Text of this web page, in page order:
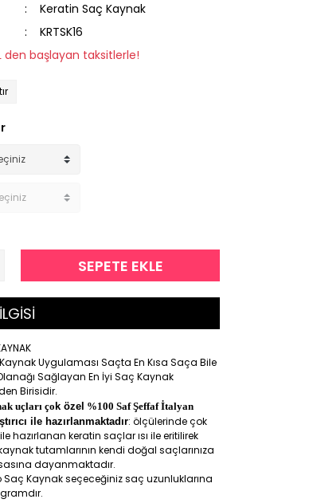
Keratin Saç Kaynak
KRTSK16
den başlayan taksitlerle!
SEPETE EKLE
Uygulaması Saçta En Kısa Saça Bile
Sağlayan En İyi Saç Kaynak
Birisidir.
uçları ço k özel %100 Saf Şeffaf İtalyan
ile hazırlanmaktadır: ölçülerinde çok
hazırlanan keratin saçlar ısı ile eritilirek
tutamlarının kendi doğal saçlarınıza
dayanmaktadır.
Saç Kaynak seçeceğiniz saç uzunluklarına